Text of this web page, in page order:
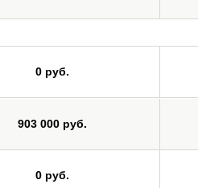
0 руб.
903 000 руб.
0 руб.